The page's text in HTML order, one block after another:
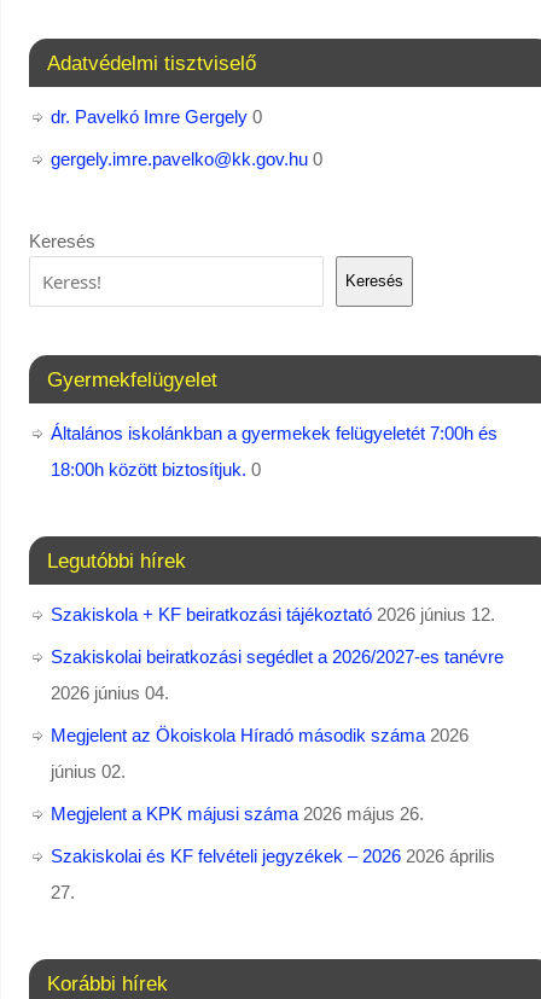
Adatvédelmi tisztviselő
dr. Pavelkó Imre Gergely0
gergely.imre.pavelko@kk.gov.hu0
Keresés
Keresés
Gyermekfelügyelet
Általános iskolánkban a gyermekek felügyeletét 7:00h és
18:00h között biztosítjuk. 0
Legutóbbi hírek
Szakiskola + KF beiratkozási tájékoztató 2026 június 12.
Szakiskolai beiratkozási segédlet a 2026/2027-es tanévre
2026 június 04.
Megjelent az Ökoiskola Híradó második száma 2026
június 02.
Megjelent a KPK májusi száma 2026 május 26.
Szakiskolai és KF felvételi jegyzékek – 2026 2026 április
27.
Korábbi hírek